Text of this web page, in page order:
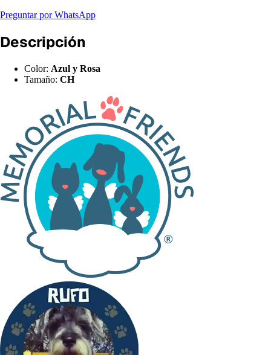
Preguntar por WhatsApp
Descripción
Color: Azul y Rosa
Tamaño: CH